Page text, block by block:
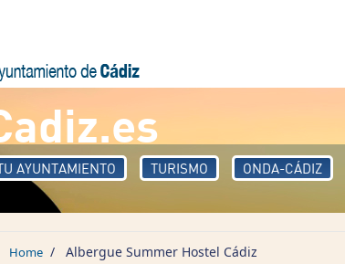
AYUNTAMIENTO TURISMO ONDA-CÁDIZ
Home / Albergue Summer Hostel Cádiz